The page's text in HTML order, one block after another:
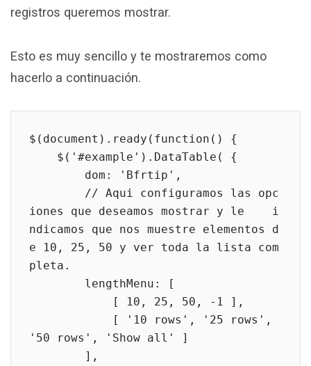
registros queremos mostrar.
Esto es muy sencillo y te mostraremos como
hacerlo a continuación.
$(document).ready(function() {
iones que deseamos mostrar y le    i
ndicamos que nos muestre elementos d
e 10, 25, 50 y ver toda la lista com
pleta.
'50 rows', 'Show all' ]